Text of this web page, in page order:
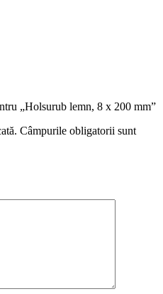
„Holsurub lemn, 8 x 200 mm”
Câmpurile obligatorii sunt